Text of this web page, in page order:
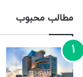
مطالب محبوب